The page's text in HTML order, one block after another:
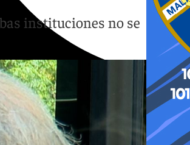
instituciones no se